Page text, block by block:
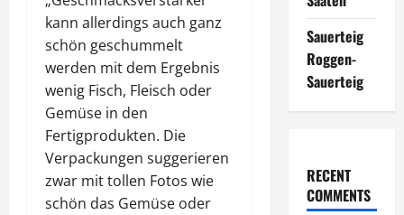
kann allerdings auch ganz
schön geschummelt
werden mit dem Ergebnis
wenig Fisch, Fleisch oder
Gemüse in den
Fertigprodukten. Die
Verpackungen suggerieren
zwar mit tollen Fotos wie
schön das Gemüse oder
Sauerteig
Roggen-
Sauerteig
RECENT
COMMENTS